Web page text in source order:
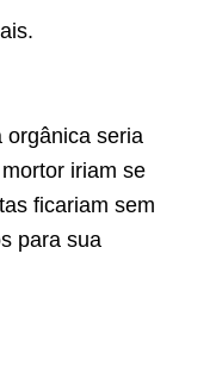
orgânica seria
iriam se
ficariam sem
para sua